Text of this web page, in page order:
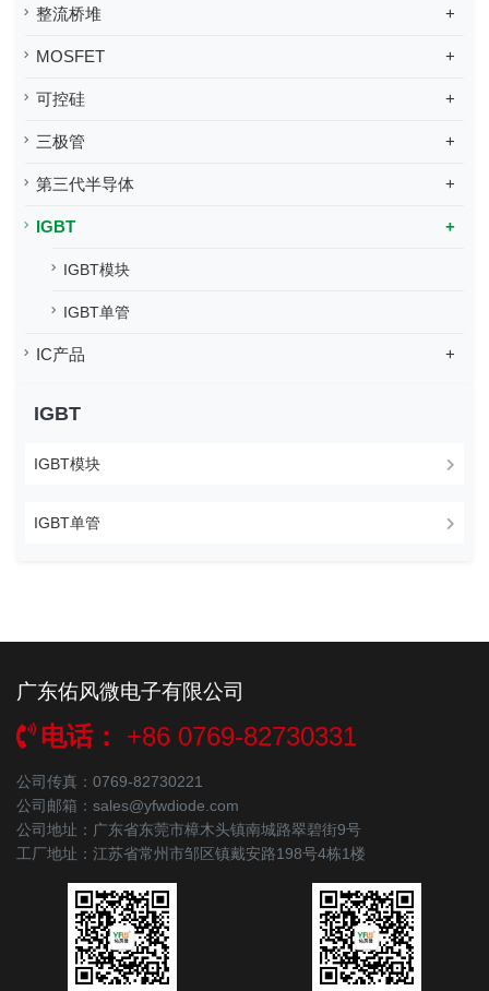
整流桥堆 +
MOSFET +
可控硅 +
三极管 +
第三代半导体 +
IGBT +
IGBT模块
IGBT单管
IC产品 +
IGBT
IGBT模块
IGBT单管
广东佑风微电子有限公司
电话： +86 0769-82730331
公司传真：0769-82730221
公司邮箱：sales@yfwdiode.com
公司地址：广东省东莞市樟木头镇南城路翠碧街9号
工厂地址：江苏省常州市邹区镇戴安路198号4栋1楼